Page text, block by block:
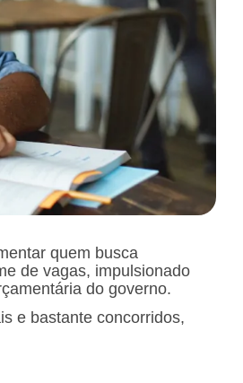
quem busca
de vagas, impulsionado
do governo.
e bastante concorridos,